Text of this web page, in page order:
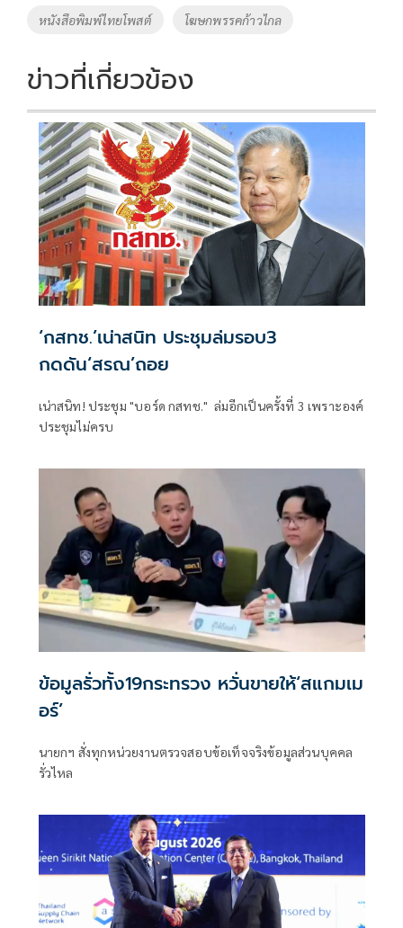
k k
หนังสือพิมพ์ไทยโพสต์ โฆษกพรรคก้าวไกล
ข่าวที่เกี่ยวข้อง
‘กสทช.’เน่าสนิท ประชุมล่มรอบ3
กดดัน‘สรณ’ถอย
เน่าสนิท! ประชุม "บอร์ด กสทช." ล่มอีกเป็นครั้งที่ 3 เพราะองค์
ประชุมไม่ครบ
ข้อมูลรั่วทั้ง19กระทรวง หวั่นขายให้‘สแกมเม
อร์’
นายกฯ สั่งทุกหน่วยงานตรวจสอบข้อเท็จจริงข้อมูลส่วนบุคคล
รั่วไหล